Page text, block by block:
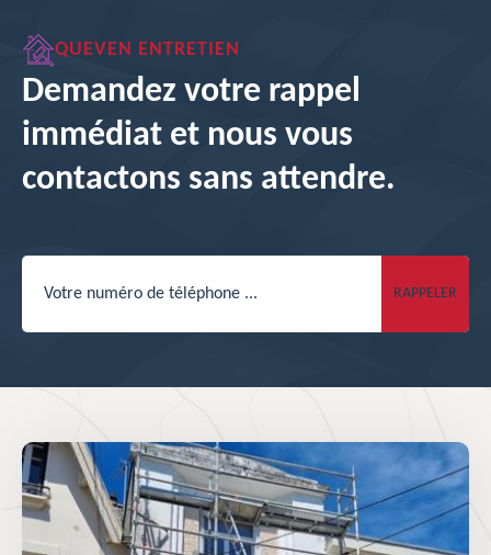
QUEVEN ENTRETIEN
Demandez votre rappel
immédiat et nous vous
contactons sans attendre.